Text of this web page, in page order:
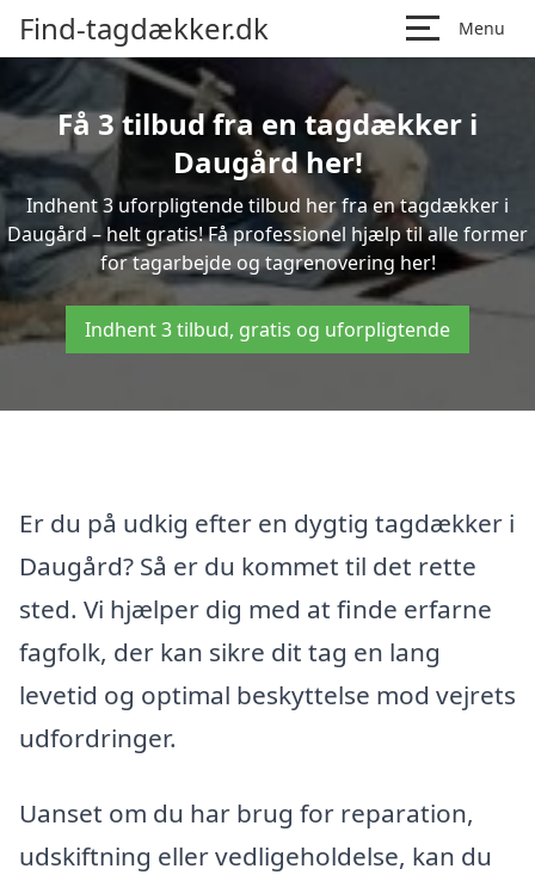
Find-tagdækker.dk Menu
Få 3 tilbud fra en tagdækker i
Daugård her!
Indhent 3 uforpligtende tilbud her fra en tagdækker i
Daugård – helt gratis! Få professionel hjælp til alle former
for tagarbejde og tagrenovering her!
Indhent 3 tilbud, gratis og uforpligtende
Er du på udkig efter en dygtig tagdækker i
Daugård? Så er du kommet til det rette
sted. Vi hjælper dig med at finde erfarne
fagfolk, der kan sikre dit tag en lang
levetid og optimal beskyttelse mod vejrets
udfordringer.
Uanset om du har brug for reparation,
udskiftning eller vedligeholdelse, kan du